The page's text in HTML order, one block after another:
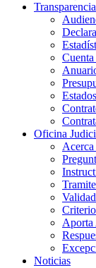
Transparencia
Oficina
Aporta
Noticias